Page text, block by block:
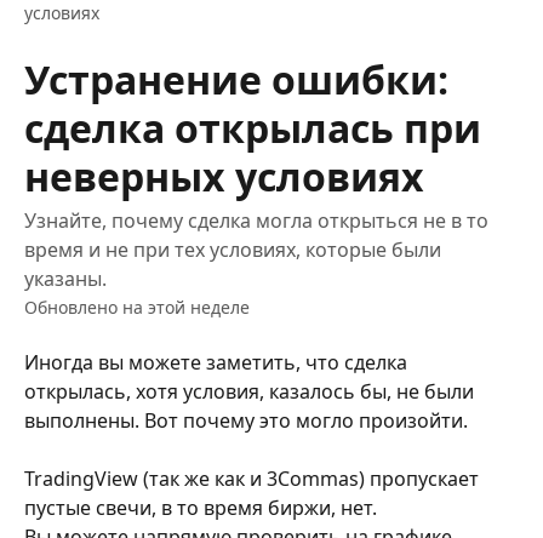
условиях
Устранение ошибки:
сделка открылась при
неверных условиях
Узнайте, почему сделка могла открыться не в то
время и не при тех условиях, которые были
указаны.
Обновлено на этой неделе
Иногда вы можете заметить, что сделка
открылась, хотя условия, казалось бы, не были
выполнены. Вот почему это могло произойти.
TradingView (так же как и 3Commas) пропускает
пустые свечи, в то время биржи, нет.